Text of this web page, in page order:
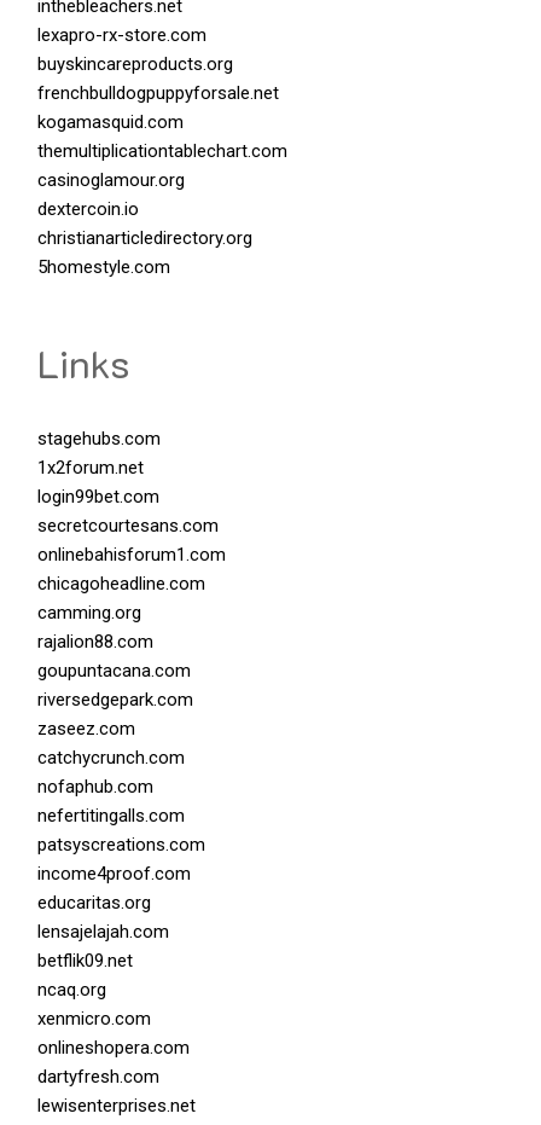
inthebleachers.net
lexapro-rx-store.com
buyskincareproducts.org
frenchbulldogpuppyforsale.net
kogamasquid.com
themultiplicationtablechart.com
casinoglamour.org
dextercoin.io
christianarticledirectory.org
5homestyle.com
Links
stagehubs.com
1x2forum.net
login99bet.com
secretcourtesans.com
onlinebahisforum1.com
chicagoheadline.com
camming.org
rajalion88.com
goupuntacana.com
riversedgepark.com
zaseez.com
catchycrunch.com
nofaphub.com
nefertitingalls.com
patsyscreations.com
income4proof.com
educaritas.org
lensajelajah.com
betflik09.net
ncaq.org
xenmicro.com
onlineshopera.com
dartyfresh.com
lewisenterprises.net